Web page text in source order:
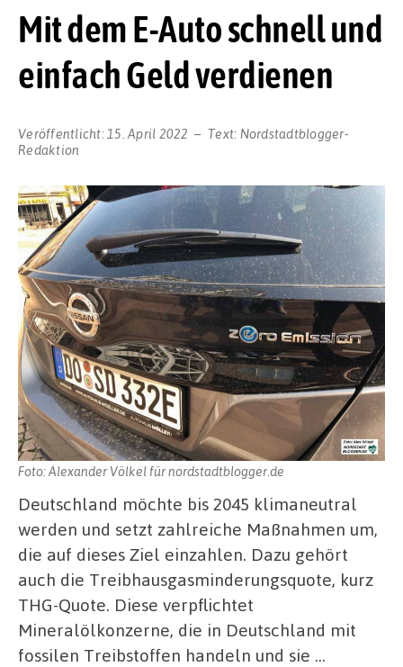
Mit dem E-Auto schnell und
einfach Geld verdienen
Veröffentlicht: 15. April 2022 Text: Nordstadtblogger-
Redaktion
Foto: Alexander Völkel für nordstadtblogger.de
Deutschland möchte bis 2045 klimaneutral
werden und setzt zahlreiche Maßnahmen um,
die auf dieses Ziel einzahlen. Dazu gehört
auch die Treibhausgasminderungsquote, kurz
THG-Quote. Diese verpflichtet
Mineralölkonzerne, die in Deutschland mit
fossilen Treibstoffen handeln und sie …